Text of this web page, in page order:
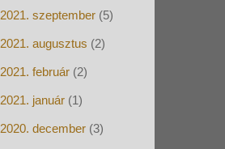
2021. szeptember (5)
2021. augusztus (2)
2021. február (2)
2021. január (1)
2020. december (3)